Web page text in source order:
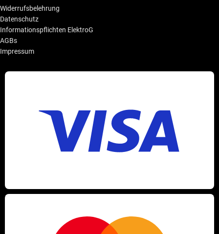
Widerrufsbelehrung
Datenschutz
Informationspflichten ElektroG
AGBs
Impressum